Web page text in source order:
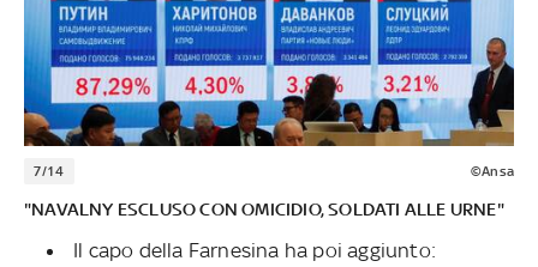
7/14 ©Ansa
"NAVALNY ESCLUSO CON OMICIDIO, SOLDATI ALLE URNE"
Il capo della Farnesina ha poi aggiunto: